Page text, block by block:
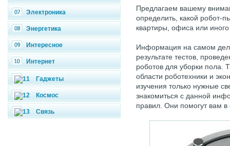
Электроника
Энергетика
Интересное
Интернет
Гаджеты
Космос
Связь
Предлагаем вашему
определить, какой робот-
квартиры, офиса или
Информация на самом
результате тестов,
роботов для уборки пола.
области роботехники и
изучения только нужные
знакомиться с данной
правил. Они помогут вам